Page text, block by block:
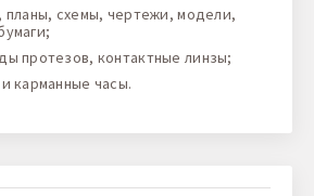
планы, схемы, чертежи, модели,
протезов, контактные линзы;
карманные часы.